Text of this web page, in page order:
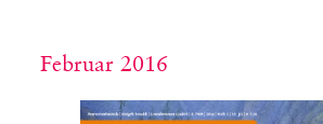
Februar 2016